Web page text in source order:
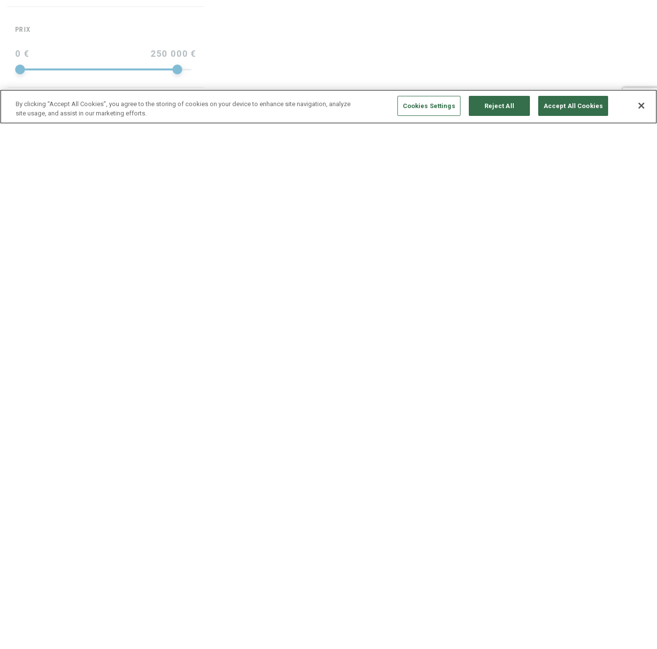
PRIX
0 € 250 000 €
ANNÉE
By clicking “Accept All Cookies”, you agree to the storing of cookies on your device to enhance site navigation, analyze
site usage, and assist in our marketing efforts.
Cookies Settings Reject All Accept All Cookies